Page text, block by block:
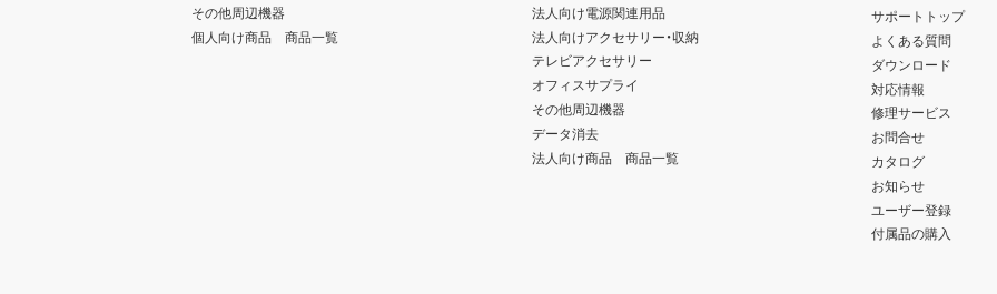
その他周辺機器
個人向け商品 商品一覧
法人向け電源関連用品
法人向けアクセサリー・収納
テレビアクセサリー
オフィスサプライ
その他周辺機器
データ消去
法人向け商品 商品一覧
サポートトップ
よくある質問
ダウンロード
対応情報
修理サービス
お問合せ
カタログ
お知らせ
ユーザー登録
付属品の購入